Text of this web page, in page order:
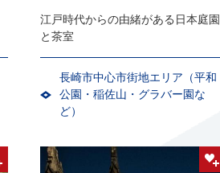
江戸時代からの由緒がある日本庭園
と茶室
長崎市中心市街地エリア（平和
公園・稲佐山・グラバー園な
ど）